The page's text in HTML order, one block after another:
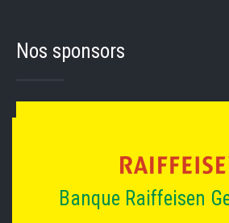
Nos sponsors
Banque Raiffeisen